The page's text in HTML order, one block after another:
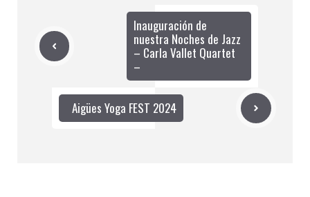
Inauguración de
nuestra Noches de Jazz
– Carla Vallet Quartet
–
Aigües Yoga FEST 2024